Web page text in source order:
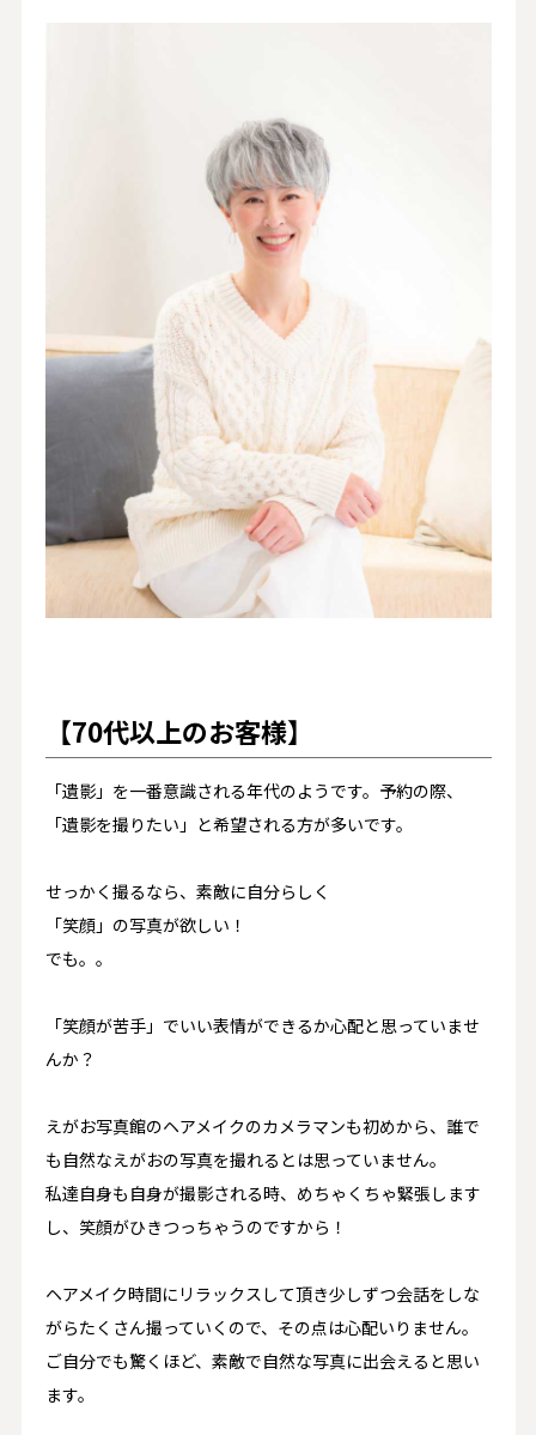
【70代以上のお客様】
「遺影」を一番意識される年代のようです。予約の際、
「遺影を撮りたい」と希望される方が多いです。
せっかく撮るなら、素敵に自分らしく
「笑顔」の写真が欲しい！
でも。。
「笑顔が苦手」でいい表情ができるか心配と思っていませ
んか？
えがお写真館のヘアメイクのカメラマンも初めから、誰で
も自然なえがおの写真を撮れるとは思っていません。
私達自身も自身が撮影される時、めちゃくちゃ緊張します
し、笑顔がひきつっちゃうのですから！
ヘアメイク時間にリラックスして頂き少しずつ会話をしな
がらたくさん撮っていくので、その点は心配いりません。
ご自分でも驚くほど、素敵で自然な写真に出会えると思い
ます。